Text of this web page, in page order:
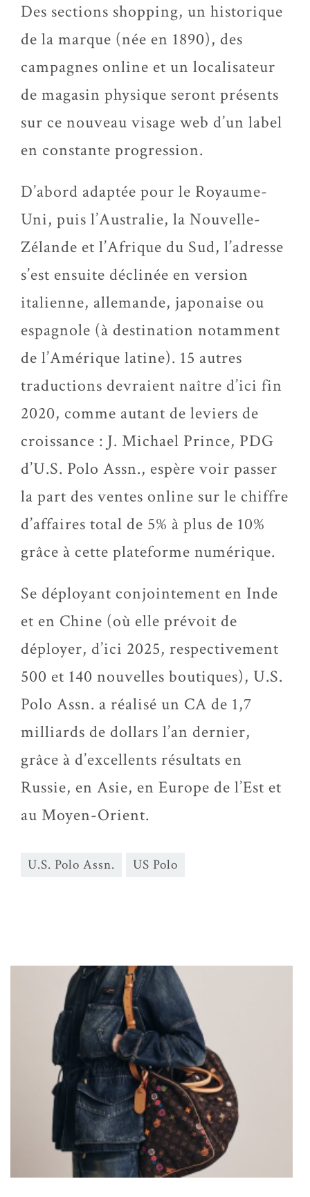
Des sections shopping, un historique
de la marque (née en 1890), des
campagnes online et un localisateur
de magasin physique seront présents
sur ce nouveau visage web d’un label
en constante progression.
D’abord adaptée pour le Royaume-
Uni, puis l’Australie, la Nouvelle-
Zélande et l’Afrique du Sud, l’adresse
s’est ensuite déclinée en version
italienne, allemande, japonaise ou
espagnole (à destination notamment
de l’Amérique latine). 15 autres
traductions devraient naître d’ici fin
2020, comme autant de leviers de
croissance : J. Michael Prince, PDG
d’U.S. Polo Assn., espère voir passer
la part des ventes online sur le chiffre
d’affaires total de 5% à plus de 10%
grâce à cette plateforme numérique.
Se déployant conjointement en Inde
et en Chine (où elle prévoit de
déployer, d’ici 2025, respectivement
500 et 140 nouvelles boutiques), U.S.
Polo Assn. a réalisé un CA de 1,7
milliards de dollars l’an dernier,
grâce à d’excellents résultats en
Russie, en Asie, en Europe de l’Est et
au Moyen-Orient.
U.S. Polo Assn. US Polo